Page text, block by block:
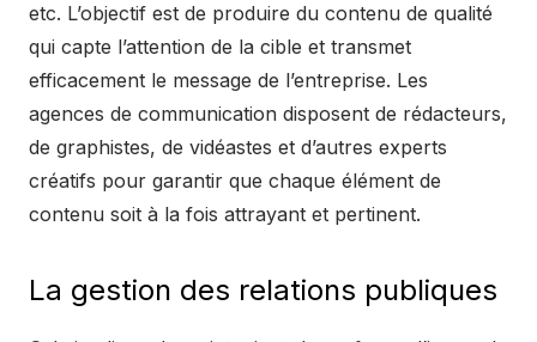
etc. L’objectif est de produire du contenu de qualité
qui capte l’attention de la cible et transmet
efficacement le message de l’entreprise. Les
agences de communication disposent de rédacteurs,
de graphistes, de vidéastes et d’autres experts
créatifs pour garantir que chaque élément de
contenu soit à la fois attrayant et pertinent.
La gestion des relations publiques